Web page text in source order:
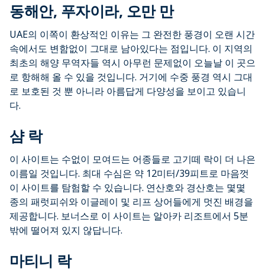
동해안, 푸자이라, 오만 만
UAE의 이쪽이 환상적인 이유는 그 완전한 풍경이 오랜 시간
속에서도 변함없이 그대로 남아있다는 점입니다. 이 지역의
최초의 해양 무역자들 역시 아무런 문제없이 오늘날 이 곳으
로 항해해 올 수 있을 것입니다. 거기에 수중 풍경 역시 그대
로 보호된 것 뿐 아니라 아름답게 다양성을 보이고 있습니
다.
샴 락
이 사이트는 수없이 모여드는 어종들로 고기떼 락이 더 나은
이름일 것입니다. 최대 수심은 약 12미터/39피트로 마음껏
이 사이트를 탐험할 수 있습니다. 연산호와 경산호는 몇몇
종의 패럿피쉬와 이글레이 및 리프 상어들에게 멋진 배경을
제공합니다. 보너스로 이 사이트는 알아카 리조트에서 5분
밖에 떨어져 있지 않답니다.
마티니 락